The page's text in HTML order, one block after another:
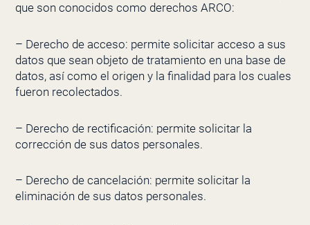
que son conocidos como derechos ARCO:
– Derecho de acceso: permite solicitar acceso a sus
datos que sean objeto de tratamiento en una base de
datos, así como el origen y la finalidad para los cuales
fueron recolectados.
– Derecho de rectificación: permite solicitar la
corrección de sus datos personales.
– Derecho de cancelación: permite solicitar la
eliminación de sus datos personales.